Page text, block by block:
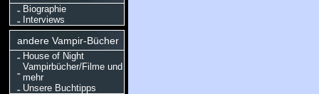
Biographie
Interviews
andere Vampir-Bücher
House of Night
Vampirbücher/Filme und
mehr
Unsere Buchtipps